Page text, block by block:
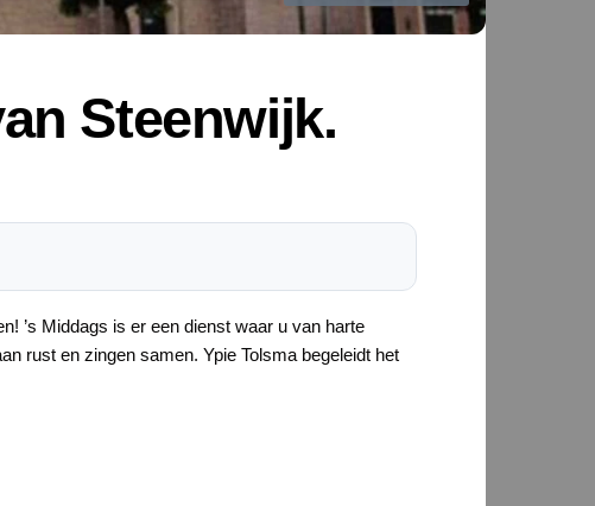
Steenwijk.
’s Middags is er een dienst waar u van harte
rust en zingen samen. Ypie Tolsma begeleidt het